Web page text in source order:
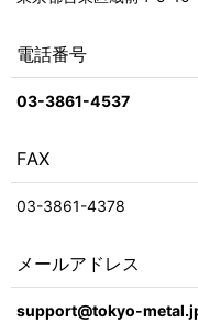
電話番号
03-3861-4537
FAX
03-3861-4378
メールアドレス
support@tokyo-